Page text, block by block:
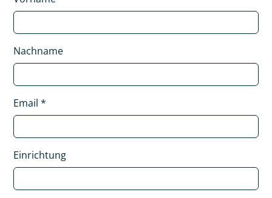
Nachname
Email*
Einrichtung